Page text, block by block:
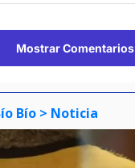
Mostrar Comentarios
Bío > Noticia